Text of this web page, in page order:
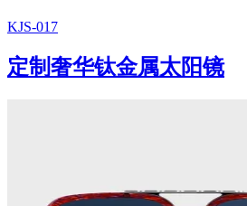
KJS-017
定制奢华钛金属太阳镜